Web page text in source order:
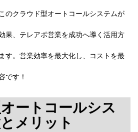
のクラウド型オートコールシステムが
果、テレアポ営業を成功へ導く活用方
す。営業効率を最大化し、コストを最
です！
ートコールシス
メリット